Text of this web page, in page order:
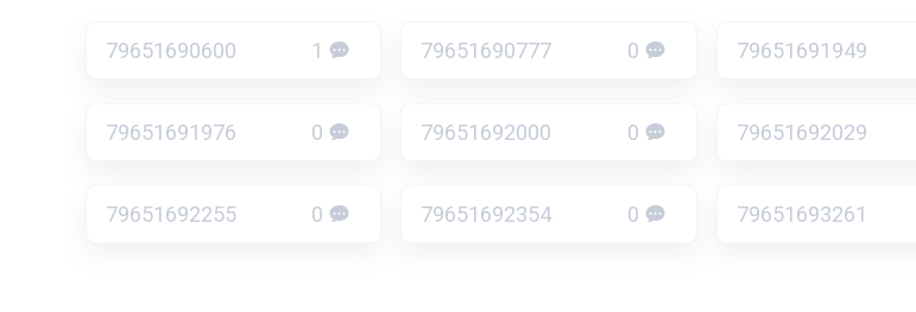
79651690600 1 79651690777 0 79651691949
79651691976 0 79651692000 0 79651692029
79651692255 0 79651692354 0 79651693261